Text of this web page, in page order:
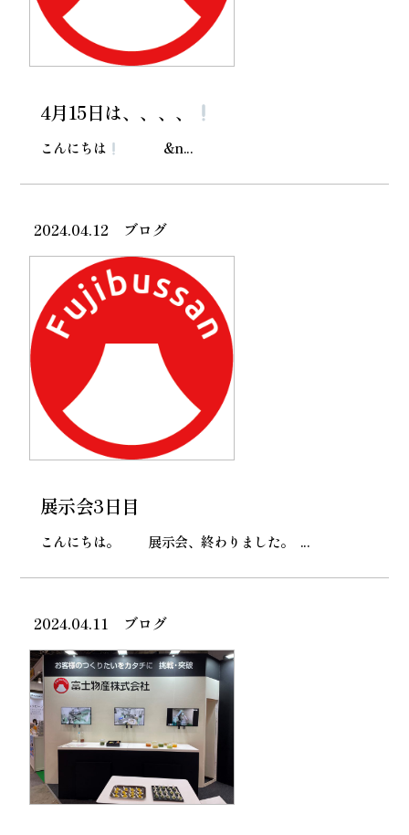
4月15日は、、、、
こんにちは &n...
展示会3日目
こんにちは。 展示会、終わりました。 ...
2024.04.12 ブログ
2024.04.11 ブログ